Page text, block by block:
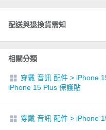
配送與退換貨需知
相關分類
穿戴 音訊 配件 > iPhone
iPhone 15 Plus 保護貼
穿戴 音訊 配件 > iPhone